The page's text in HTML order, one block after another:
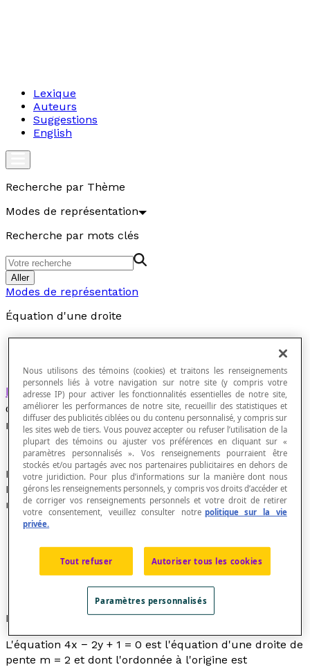
Lexique
Auteurs
Suggestions
English
Recherche par Thème
Modes de représentation
Recherche par mots clés
Aller
Modes de représentation
Équation d'une droite
Équation algébriquede la forme Ax+ By + C = 0,
où A, B et C sont des nombres réels et où A et B
ne sont pas simultanément nuls.
Dans laforme généralede l'équation de la droite : Ax
B
+ C = 0, les paramètres A, B et C sont des nombres
réels généralement non nuls car :
si A = 0, alors la droite est horizontale (parallèle à
l'axe de abscisses);
si B = 0, alors la droite est verticale (parallèle à l'axe
des ordonnées);
si C = 0, alors la droite passe par l'origine (0, 0).
Exemple
L'équation 4x − 2y + 1 = 0 est l'équation d'une droite de
pente m = 2 et dont l'ordonnée à l'origine est
Nous utilisons des témoins (cookies) et traitons les renseignements
personnels liés à votre navigation sur notre site (y compris votre
adresse IP) pour activer les fonctionnalités essentielles de notre site,
améliorer les performances de notre site, recueillir des statistiques et
diffuser des publicités ciblées ou du contenu personnalisé, y compris sur
les sites web de tiers. Vous pouvez accepter ou refuser l’utilisation de la
plupart des témoins ou ajuster vos préférences en cliquant sur «
paramètres personnalisés ». Vos renseignements pourraient être
stockés et/ou partagés avec nos partenaires publicitaires en dehors de
votre juridiction. Pour plus d’informations sur la manière dont nous
gérons les renseignements personnels, y compris vos droits d’accéder et
de corriger vos renseignements personnels et votre droit de retirer
votre consentement, veuillez consulter notre politique sur la vie
privée.
Tout refuser Autoriser tous les cookies
Paramètres personnalisés